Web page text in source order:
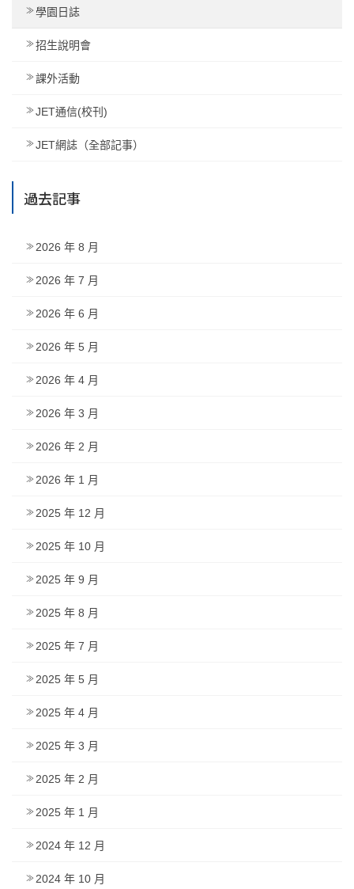
學園日誌
招生說明會
課外活動
JET通信(校刊)
JET網誌（全部記事）
過去記事
2026 年 8 月
2026 年 7 月
2026 年 6 月
2026 年 5 月
2026 年 4 月
2026 年 3 月
2026 年 2 月
2026 年 1 月
2025 年 12 月
2025 年 10 月
2025 年 9 月
2025 年 8 月
2025 年 7 月
2025 年 5 月
2025 年 4 月
2025 年 3 月
2025 年 2 月
2025 年 1 月
2024 年 12 月
2024 年 10 月